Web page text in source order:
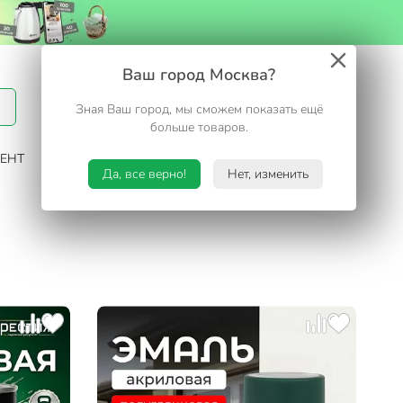
Ваш город Москва?
Зная Ваш город, мы сможем показать ещё
больше товаров.
Да, все верно! Нет, изменить
Корзина
САД И ОГОРОД ТУРИЗМ. ОТДЫХ НА ДАЧЕ